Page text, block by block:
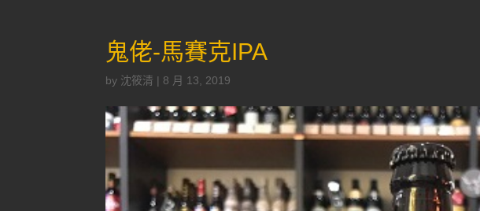
鬼佬-馬賽克IPA
by 沈筱清 | 8 月 13, 2019